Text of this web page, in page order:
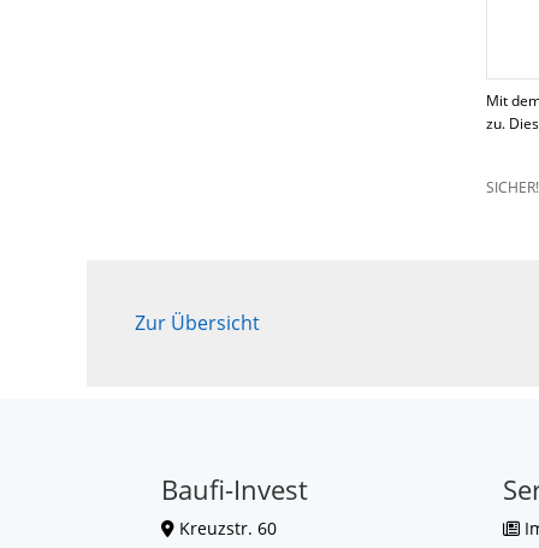
Mit
zu.
Zur Übersicht
Baufi-Invest
Kreuzstr. 60